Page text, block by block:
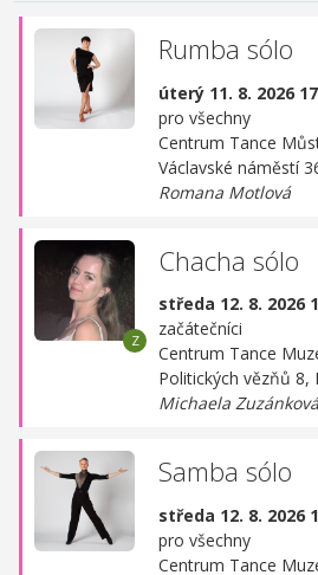
Rumba sólo
úterý 11. 8. 2026
pro všechny
Centrum Tance
Václavské náměstí
Romana Motlová
Chacha sólo
středa 12. 8. 2026
začátečníci
Centrum Tance
Politických vězňů 8,
Michaela Zuzánková
Samba sólo
středa 12. 8. 2026
pro všechny
Centrum Tance